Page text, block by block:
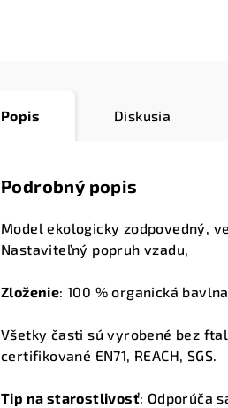
Popis Diskusia
Podrobný popis
Model ekologicky zodpovedný,
Nastaviteľný popruh vzadu,
Zloženie:100 % organická bavlna.
Všetky časti sú vyrobené bez
certifikované EN71, REACH, SGS.
Tip na starostlivosť: Odporúča